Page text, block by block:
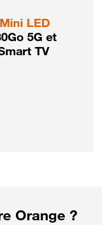
LED
5G et
TV
Orange ?